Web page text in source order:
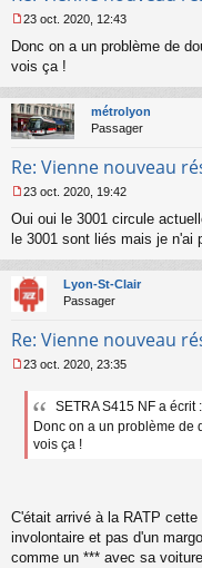
e
s
a
g
e
o
l
u
23 oct. 2020, 12:43
Donc on a un problème de
vois ça !
métrolyon
Passager
Re: Vienne nouveau
e
s
a
g
e
o
l
23 oct. 2020, 19:42
Oui oui le 3001 circule
le 3001 sont liés mais je n'ai
Lyon-St-Clair
Passager
Re: Vienne nouveau
e
g
o
n
l
u
23 oct. 2020, 23:35
SETRA S415 NF a écrit :
Donc on a un problème de
vois ça !
C'était arrivé à la RATP
involontaire et pas d'un
comme un *** avec sa